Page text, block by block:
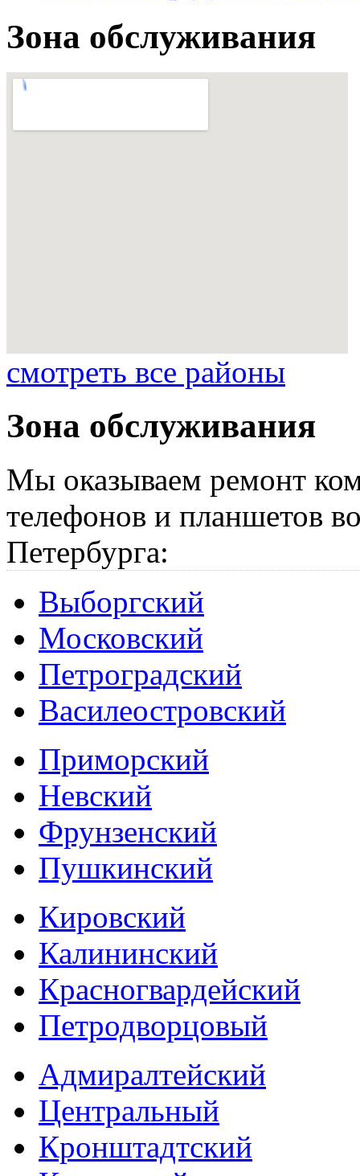
Зона обслуживания
смотреть все районы
Зона обслуживания
Мы оказываем ремонт
телефонов и планшетов
Петербурга:
Выборгский
Московский
Петроградский
Василеостровский
Приморский
Невский
Фрунзенский
Пушкинский
Кировский
Калининский
Красногвардейский
Петродворцовый
Адмиралтейский
Центральный
Кронштадтский